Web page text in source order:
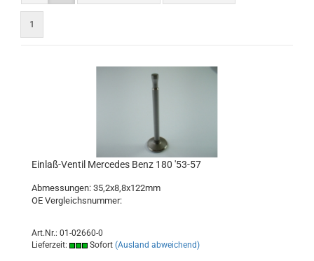
1
Einlaß-Ventil Mercedes Benz 180 '53-57
Abmessungen: 35,2x8,8x122mm
OE Vergleichsnummer:
Art.Nr.: 01-02660-0
Lieferzeit:
Sofort (Ausland abweichend)